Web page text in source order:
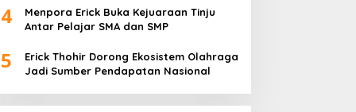
4
Menpora Erick Buka Kejuaraan Tinju
Antar Pelajar SMA dan SMP
5
Erick Thohir Dorong Ekosistem Olahraga
Jadi Sumber Pendapatan Nasional